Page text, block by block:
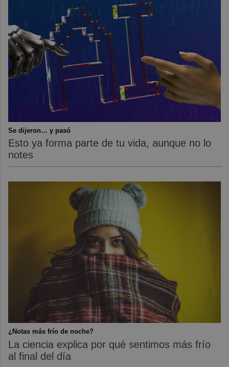
Se dijeron… y pasó
Esto ya forma parte de tu vida, aunque no lo
notes
¿Notas más frío de noche?
La ciencia explica por qué sentimos más frío
al final del día